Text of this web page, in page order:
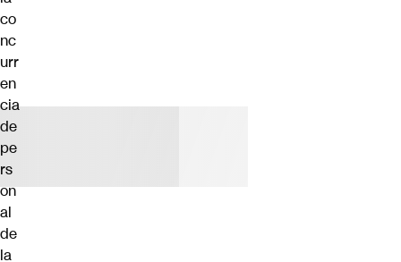
co
nc
urr
en
cia
de
pe
rs
on
al
de
la